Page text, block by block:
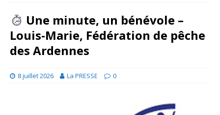
Une minute, un bénévole –
Louis-Marie, Fédération de pêche
des Ardennes
8 juillet 2026 La PRESSE 0